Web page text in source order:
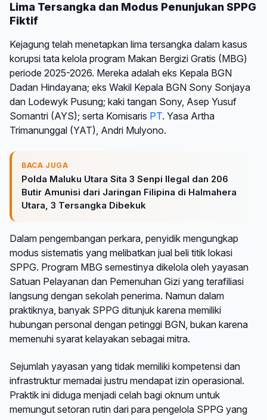
Lima Tersangka dan Modus Penunjukan SPPG
Fiktif
Kejagung telah menetapkan lima tersangka dalam kasus
korupsi tata kelola program Makan Bergizi Gratis (MBG)
periode 2025-2026. Mereka adalah eks Kepala BGN
Dadan Hindayana; eks Wakil Kepala BGN Sony Sonjaya
dan Lodewyk Pusung; kaki tangan Sony, Asep Yusuf
Somantri (AYS); serta Komisaris PT. Yasa Artha
Trimanunggal (YAT), Andri Mulyono.
BACA JUGA
Polda Maluku Utara Sita 3 Senpi Ilegal dan 206
Butir Amunisi dari Jaringan Filipina di Halmahera
Utara, 3 Tersangka Dibekuk
Dalam pengembangan perkara, penyidik mengungkap
modus sistematis yang melibatkan jual beli titik lokasi
SPPG. Program MBG semestinya dikelola oleh yayasan
Satuan Pelayanan dan Pemenuhan Gizi yang terafiliasi
langsung dengan sekolah penerima. Namun dalam
praktiknya, banyak SPPG ditunjuk karena memiliki
hubungan personal dengan petinggi BGN, bukan karena
memenuhi syarat kelayakan sebagai mitra.
Sejumlah yayasan yang tidak memiliki kompetensi dan
infrastruktur memadai justru mendapat izin operasional.
Praktik ini diduga menjadi celah bagi oknum untuk
memungut setoran rutin dari para pengelola SPPG yang